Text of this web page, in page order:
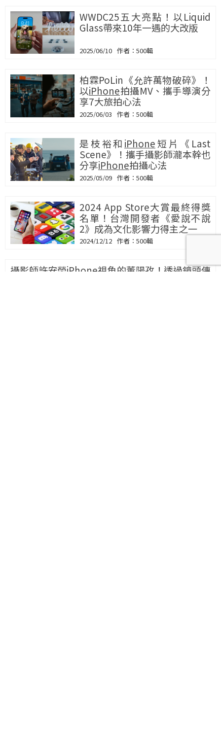
WWDC25五大亮點！以Liquid
Glass帶來10年一遇的大改版
2025/06/10 500輯
柏霖PoLin《允許萬物破碎》！
以iPhone拍攝MV、攜手導演分
享7大旅拍心法
2025/06/03 500輯
是枝裕和 iPhone短片《Last
Scene》！攜手攝影師瀧本幹也
分享iPhone拍攝心法
2025/05/09 500輯
2024 App Store大賞最終得獎
名單！台灣開發者《愛說不說
2》成為文化影響力得主之一
2024/12/12 500輯
攝影師許安榮iPhone視角的董